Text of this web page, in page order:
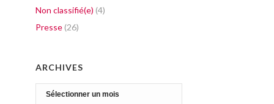
Non classifié(e) (4)
Presse (26)
ARCHIVES
Archives